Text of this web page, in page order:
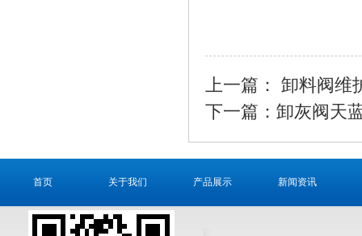
上一篇： 卸料阀维
下一篇：卸灰阀天
首页 关于我们 产品展示 新闻资讯